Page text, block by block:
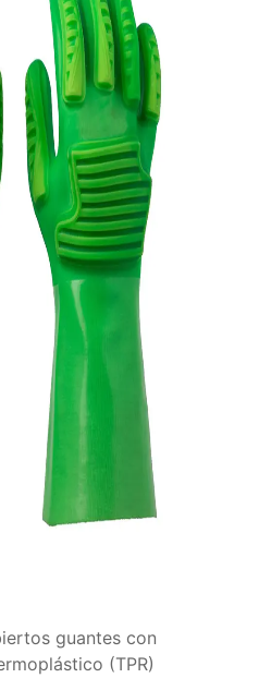
guantes con
(TPR)